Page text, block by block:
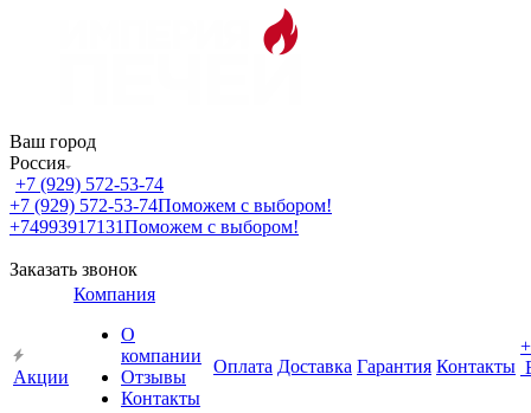
Ваш город
Россия
+7 (929) 572-53-74
+7 (929) 572-53-74Поможем с выбором!
+74993917131Поможем с выбором!
Заказать звонок
Акции
Компания
О
компании
Отзывы
Контакты
Оплата Доставка Гарантия Контакты
+